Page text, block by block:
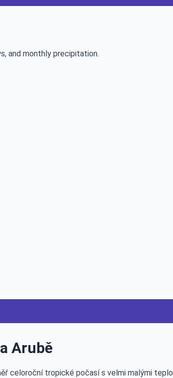
and monthly precipitation.
Arubě
celoroční tropické počasí s velmi malými